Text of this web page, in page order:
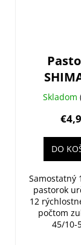
16z.
Skladom
DO
Samostatný
pastorok
12
počtom
45/10-